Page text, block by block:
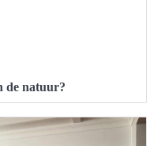
de natuur?